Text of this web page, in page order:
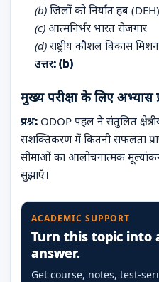
(b) जिलों को निर्यात हब (DEH)
(c) आत्मनिर्भर भारत रोजगार
(d) राष्ट्रीय कौशल विकास मिशन
उत्तर: (b)
मुख्य परीक्षा के लिए अभ्यास
प्रश्न: ODOP पहल ने संतुलित
सशक्तिकरण में कितनी सफलता
सीमाओं का आलोचनात्मक
सुझाएँ।
ACADEMIC SUPPORT
Turn this topic into
answer.
Get course, notes, test-